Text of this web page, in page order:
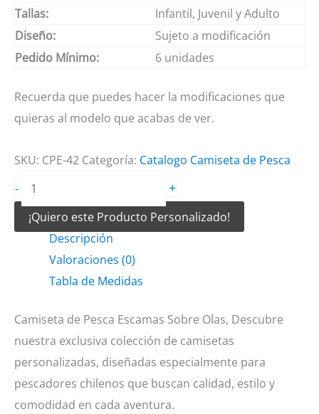
Tallas:
Infantil, Juvenil y Adulto
Diseño:
Sujeto a modificación
Pedido Mínimo:
6 unidades
Recuerda que puedes hacer la modificaciones que
quieras al modelo que acabas de ver.
SKU: CPE-42 Categoría: Catalogo Camiseta de Pesca
-
Camiseta
de
Pesca
Escamas
Sobre
+
¡Quiero este Producto Personalizado!
Descripción
Valoraciones (0)
Tabla de Medidas
Camiseta de Pesca Escamas Sobre Olas, Descubre
nuestra exclusiva colección de camisetas
personalizadas, diseñadas especialmente para
pescadores chilenos que buscan calidad, estilo y
comodidad en cada aventura.